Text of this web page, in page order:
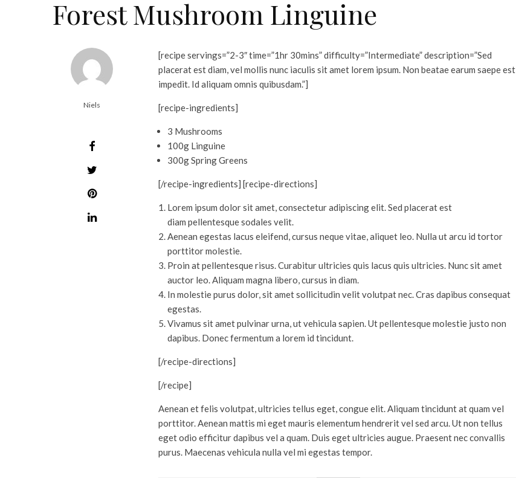
Forest Mushroom Linguine
Niels
[recipe servings=”2-3″ time=”1hr 30mins” difficulty=”Intermediate” description=”Sed
placerat est diam, vel mollis nunc iaculis sit amet lorem ipsum. Non beatae earum saepe est
impedit. Id aliquam omnis quibusdam.”]
[recipe-ingredients]
3 Mushrooms
100g Linguine
300g Spring Greens
[/recipe-ingredients] [recipe-directions]
Lorem ipsum dolor sit amet, consectetur adipiscing elit. Sed placerat est
diam pellentesque sodales velit.
Aenean egestas lacus eleifend, cursus neque vitae, aliquet leo. Nulla ut arcu id tortor
porttitor molestie.
Proin at pellentesque risus. Curabitur ultricies quis lacus quis ultricies. Nunc sit amet
auctor leo. Aliquam magna libero, cursus in diam.
In molestie purus dolor, sit amet sollicitudin velit volutpat nec. Cras dapibus consequat
egestas.
Vivamus sit amet pulvinar urna, ut vehicula sapien. Ut pellentesque molestie justo non
dapibus. Donec fermentum a lorem id tincidunt.
[/recipe-directions]
[/recipe]
Aenean et felis volutpat, ultricies tellus eget, congue elit. Aliquam tincidunt at quam vel
porttitor. Aenean mattis mi eget mauris elementum hendrerit vel sed arcu. Ut non tellus
eget odio efficitur dapibus vel a quam. Duis eget ultricies augue. Praesent nec convallis
purus. Maecenas vehicula nulla vel mi egestas tempor.